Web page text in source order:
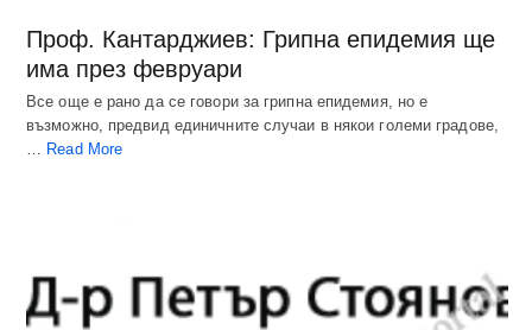
Проф. Кантарджиев: Грипна епидемия ще
има през февруари
Все още е рано да се говори за грипна епидемия, но е
възможно, предвид единичните случаи в някои големи градове,
… Read More